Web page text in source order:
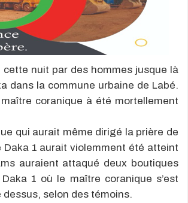
cette nuit par des hommes jusque là
dans la commune urbaine de Labé.
coranique à été mortellement
qui aurait même dirigé la prière de
1 aurait violemment été atteint
auraient attaqué deux boutiques
1 où le maître coranique s’est
dessus, selon des témoins.